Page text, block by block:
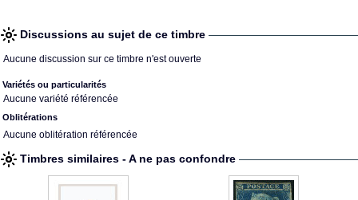
Discussions au sujet de ce timbre
Aucune discussion sur ce timbre n'est ouverte
Variétés ou particularités
Aucune variété référencée
Oblitérations
Aucune oblitération référencée
Timbres similaires - A ne pas confondre